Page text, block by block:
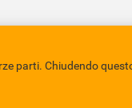
Nazionale Privacy
parti. Chiudendo